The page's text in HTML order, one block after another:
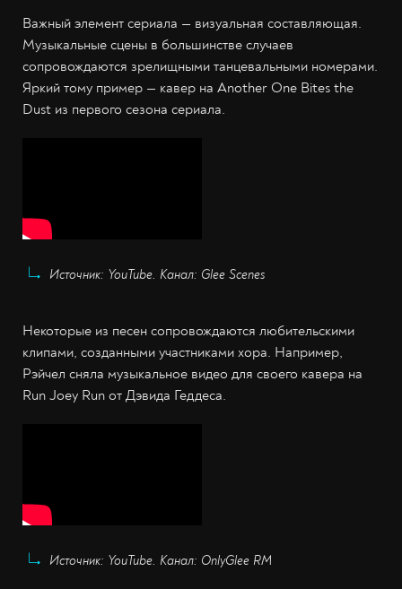
Важный элемент сериала — визуальная составляющая.
Музыкальные сцены в большинстве случаев
сопровождаются зрелищными танцевальными номерами.
Яркий тому пример — кавер на Another One Bites the
Dust из первого сезона сериала.
Источник: YouTube. Канал: Glee Scenes
Некоторые из песен сопровождаются любительскими
клипами, созданными участниками хора. Например,
Рэйчел сняла музыкальное видео для своего кавера на
Run Joey Run от Дэвида Геддеса.
Источник: YouTube. Канал: OnlyGlee RM